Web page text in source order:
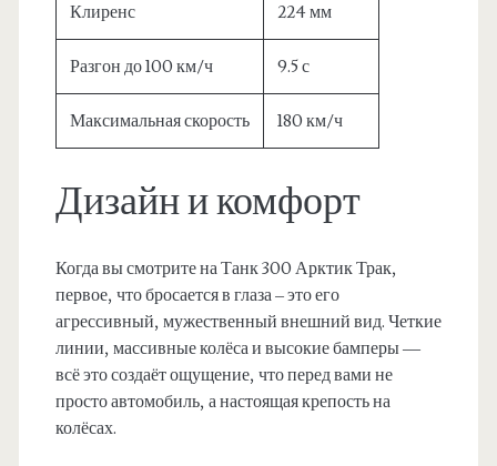
Клиренс 224 мм
Разгон до 100 км/ч 9.5 с
Максимальная скорость 180 км/ч
Дизайн и комфорт
Когда вы смотрите на Танк 300 Арктик Трак,
первое, что бросается в глаза – это его
агрессивный, мужественный внешний вид. Четкие
линии, массивные колёса и высокие бамперы —
всё это создаёт ощущение, что перед вами не
просто автомобиль, а настоящая крепость на
колёсах.